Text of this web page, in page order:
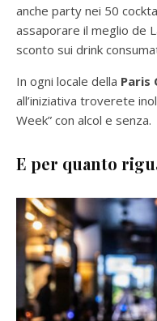
anche party nei 50
assaporare il meglio de
sconto sui drink
In ogni locale della Paris
all’iniziativa troverete
Week” con alcol e senza.
E per quanto